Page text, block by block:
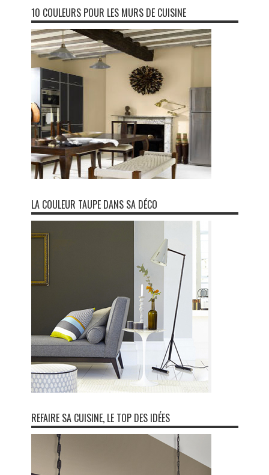
10 COULEURS POUR LES MURS DE CUISINE
LA COULEUR TAUPE DANS SA DÉCO
REFAIRE SA CUISINE, LE TOP DES IDÉES